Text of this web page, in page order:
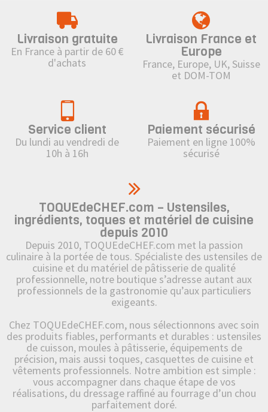
Livraison gratuite
En France à partir de 60 €
d'achats
Livraison France et
Europe
France, Europe, UK, Suisse
et DOM-TOM
Service client
Du lundi au vendredi de
10h à 16h
Paiement sécurisé
Paiement en ligne 100%
sécurisé
TOQUEdeCHEF.com – Ustensiles,
ingrédients, toques et matériel de cuisine
depuis 2010
Depuis 2010, TOQUEdeCHEF.com met la passion
culinaire à la portée de tous. Spécialiste des ustensiles de
cuisine et du matériel de pâtisserie de qualité
professionnelle, notre boutique s’adresse autant aux
professionnels de la gastronomie qu’aux particuliers
exigeants.
Chez TOQUEdeCHEF.com, nous sélectionnons avec soin
des produits fiables, performants et durables : ustensiles
de cuisson, moules à pâtisserie, équipements de
précision, mais aussi toques, casquettes de cuisine et
vêtements professionnels. Notre ambition est simple :
vous accompagner dans chaque étape de vos
réalisations, du dressage raffiné au fourrage d’un chou
parfaitement doré.